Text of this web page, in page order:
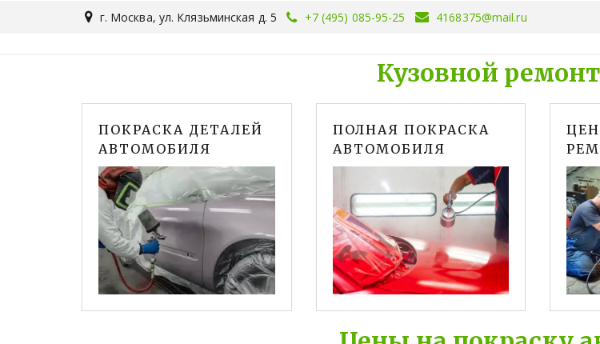
г. Москва, ул. Клязьминская д. 5 +7 (495) 085-95-25 4168375@mail.ru
Кузовной
ПОКРАСКА ДЕТАЛЕЙ
АВТОМОБИЛЯ
ПОЛНАЯ ПОКРАСКА
АВТОМОБИЛЯ